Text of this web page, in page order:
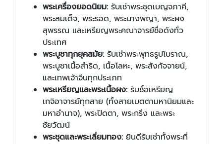
พระเครื่องยอดนิยม: รับเช่าพระชุดเบญจภาคี,
พระสมเด็จ, พระรอด, พระนางพญา, พระผง
สุพรรณ และเหรียญพระคณาจารย์ชื่อดังทั่ว
ประเทศ
พระบูชาทุกยุคสมัย: รับเช่าพระพุทธรูปโบราณ,
พระบูชาเนื้อสำริด, เนื้อโลหะ, พระสังกัจจายน์,
และเทพเจ้าจีนทุกประเภท
พระเหรียญและพระเนื้อผง: รับซื้อเหรียญ
เกจิอาจารย์ทุกสาย (ทั้งสายเมตตามหานิยมและ
มหาอำนาจ), พระปิดตา, พระกริ่ง และพระ
ชัยวัฒน์
พระชุดและพระเลี่ยมทอง: ยินดีรับเช่าทั้งพระที่